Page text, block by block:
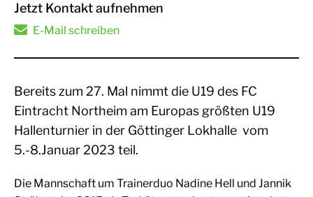
Jetzt Kontakt aufnehmen
E-Mail schreiben
Bereits zum 27. Mal nimmt die U19 des FC
Eintracht Northeim am Europas größten U19
Hallenturnier in der Göttinger Lokhalle vom
5.-8.Januar 2023 teil.
Die Mannschaft um Trainerduo Nadine Hell und Jannik